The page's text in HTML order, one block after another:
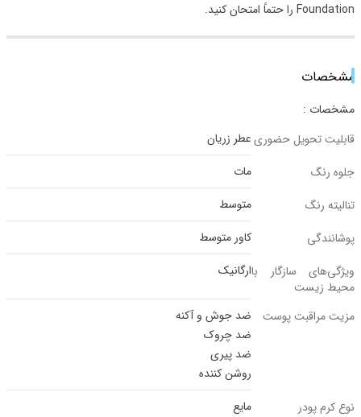
Foundation را حتماً امتحان کنید.
مشخصات
مشخصات :
قابلیت تحویل حضوریعطر زریان
جلوه رنگ
مات
تنالیته رنگ
متوسط
پوشانندگی
کاور متوسط
ویژگی‌های سازگار با
محیط‌ زیست
ارگانیک
مزیت مراقبت پوست
ضد جوش و آکنه
ضد چروک
ضد پیری
روشن کننده
نوع کرم پودر
مایع